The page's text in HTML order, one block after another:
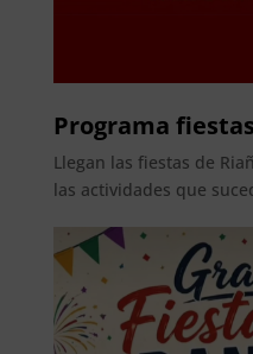
Programa
Llegan las fiestas de
las actividades que